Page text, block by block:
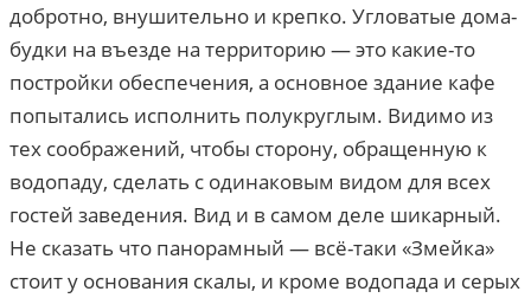
добротно, внушительно и крепко. Угловатые дома-
будки на въезде на территорию — это какие-то
постройки обеспечения, а основное здание кафе
попытались исполнить полукруглым. Видимо из
тех соображений, чтобы сторону, обращенную к
водопаду, сделать с одинаковым видом для всех
гостей заведения. Вид и в самом деле шикарный.
Не сказать что панорамный — всё-таки «Змейка»
стоит у основания скалы, и кроме водопада и серых